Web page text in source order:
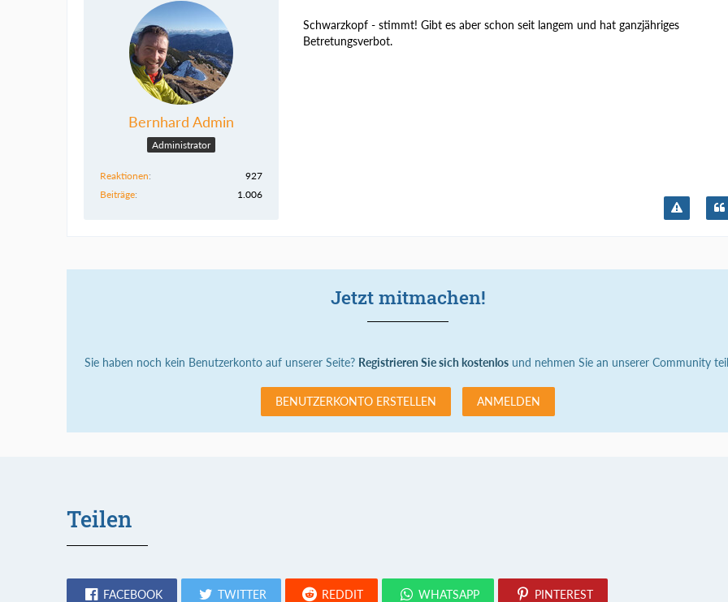
Bernhard Admin
Administrator
Reaktionen
927
Beiträge
1.006
Schwarzkopf - stimmt! Gibt es aber schon seit langem und hat ganzjähriges
Betretungsverbot.
Jetzt mitmachen!
Sie haben noch kein Benutzerkonto auf unserer Seite? Registrieren Sie sich kostenlosund nehmen Sie an unserer Community
BENUTZERKONTO ERSTELLEN ANMELDEN
Teilen
FACEBOOK TWITTER REDDIT WHATSAPP PINTEREST